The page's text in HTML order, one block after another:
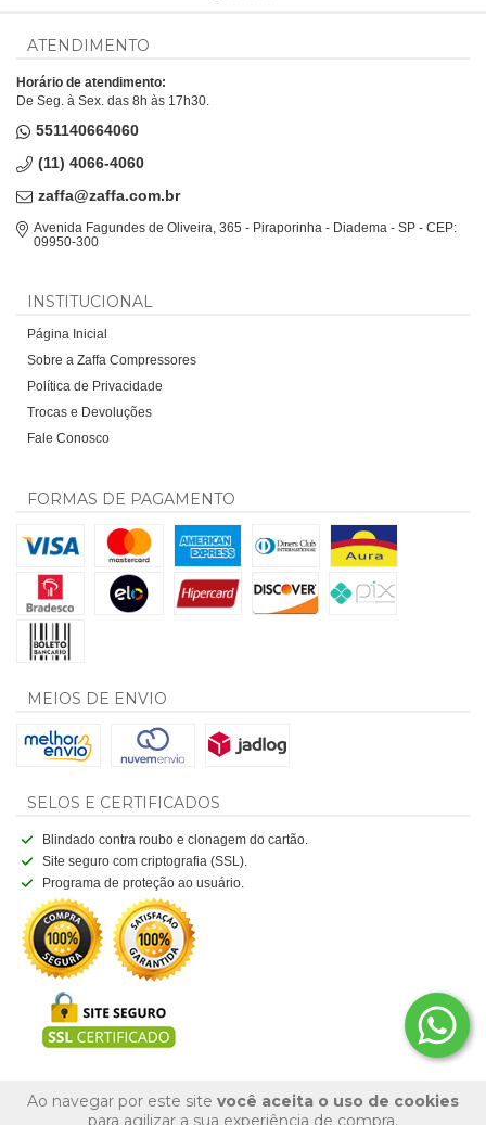
Ao navegar por este site você aceita o uso de cookies
para agilizar a sua experiência de compra.
ATENDIMENTO
Horário de atendimento:
De Seg. à Sex. das 8h às 17h30.
551140664060
(11) 4066-4060
zaffa@zaffa.com.br
Avenida Fagundes de Oliveira, 365 - Piraporinha - Diadema - SP - CEP:
09950-300
INSTITUCIONAL
Página Inicial
Sobre a Zaffa Compressores
Política de Privacidade
Trocas e Devoluções
Fale Conosco
FORMAS DE PAGAMENTO
MEIOS DE ENVIO
SELOS E CERTIFICADOS
Blindado contra roubo e clonagem do cartão.
Site seguro com criptografia (SSL).
Programa de proteção ao usuário.